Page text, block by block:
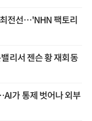
전선…'NHN 팩토리
리서 젠슨 황 재회동
가 통제 벗어나 외부